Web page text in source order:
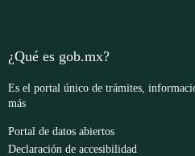
¿Qué es gob.mx?
Es el portal único de trámites,
más
Portal de datos abiertos
Declaración de accesibilidad